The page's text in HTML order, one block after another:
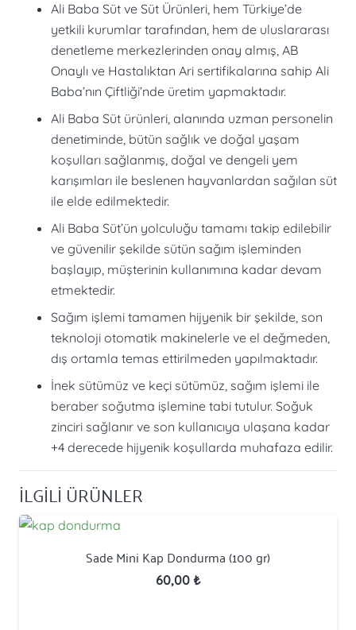
Ali Baba Süt ve Süt Ürünleri, hem Türkiye’de
yetkili kurumlar tarafından, hem de uluslararası
denetleme merkezlerinden onay almış, AB
Onaylı ve Hastalıktan Ari sertifikalarına sahip Ali
Baba’nın Çiftliği’nde üretim yapmaktadır.
Ali Baba Süt ürünleri, alanında uzman personelin
denetiminde, bütün sağlık ve doğal yaşam
koşulları sağlanmış, doğal ve dengeli yem
karışımları ile beslenen hayvanlardan sağılan süt
ile elde edilmektedir.
Ali Baba Süt’ün yolculuğu tamamı takip edilebilir
ve güvenilir şekilde sütün sağım işleminden
başlayıp, müşterinin kullanımına kadar devam
etmektedir.
Sağım işlemi tamamen hijyenik bir şekilde, son
teknoloji otomatik makinelerle ve el değmeden,
dış ortamla temas ettirilmeden yapılmaktadır.
İnek sütümüz ve keçi sütümüz, sağım işlemi ile
beraber soğutma işlemine tabi tutulur. Soğuk
zinciri sağlanır ve son kullanıcıya ulaşana kadar
+4 derecede hijyenik koşullarda muhafaza edilir.
İLGİLİ ÜRÜNLER
Sade Mini Kap Dondurma (100 gr)
60,00 ₺